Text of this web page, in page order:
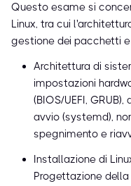
Questo esame si
Linux, tra cui
gestione dei pacchetti e
Architettura di
impostazioni
(BIOS/UEFI,
avvio (systemd),
spegnimento e
Installazione di
Progettazione